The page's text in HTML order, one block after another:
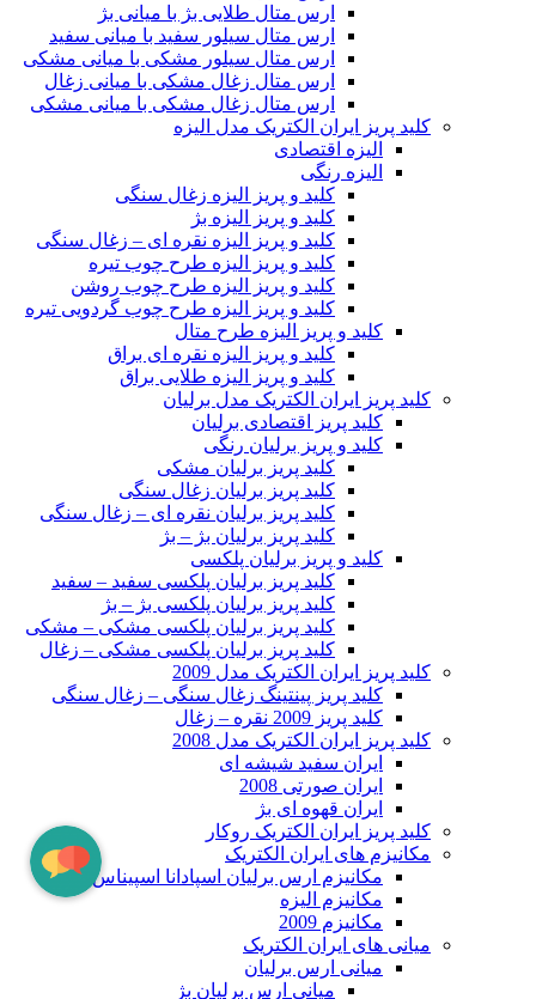
ارس متال طلایی بژ با میانی بژ
ارس متال سیلور سفید با میانی سفید
ارس متال سیلور مشکی با میانی مشکی
ارس متال زغال مشکی با میانی زغال
ارس متال زغال مشکی با میانی مشکی
کلید پریز ایران الکتریک مدل الیزه
الیزه اقتصادی
الیزه رنگی
کلید و پریز الیزه زغال سنگی
کلید و پریز الیزه بژ
کلید و پریز الیزه نقره ای – زغال سنگی
کلید و پریز الیزه طرح چوب تیره
کلید و پریز الیزه طرح چوب روشن
کلید و پریز الیزه طرح چوب گردویی تیره
کلید و پریز الیزه طرح متال
کلید و پریز الیزه نقره ای براق
کلید و پریز الیزه طلایی براق
کلید پریز ایران الکتریک مدل برلیان
کلید پریز اقتصادی برلیان
کلید و پریز برلیان رنگی
کلید پریز برلیان مشکی
کلید پریز برلیان زغال سنگی
کلید پریز برلیان نقره ای – زغال سنگی
کلید پریز برلیان بژ – بژ
کلید و پریز برلیان پلکسی
کلید پریز برلیان پلکسی سفید – سفید
کلید پریز برلیان پلکسی بژ – بژ
کلید پریز برلیان پلکسی مشکی – مشکی
کلید پریز برلیان پلکسی مشکی – زغال
کلید پریز ایران الکتریک مدل 2009
کلید پریز پینتینگ زغال سنگی – زغال سنگی
کلید پریز 2009 نقره – زغال
کلید پریز ایران الکتریک مدل 2008
ایران سفید شیشه ای
ایران صورتی 2008
ایران قهوه ای بژ
کلید پریز ایران الکتریک روکار
مکانیزم های ایران الکتریک
مکانیزم ارس برلیان اسپادانا اسپیناس
مکانیزم الیزه
مکانیزم 2009
میانی های ایران الکتریک
میانی ارس برلیان
میانی ارس برلیان بژ